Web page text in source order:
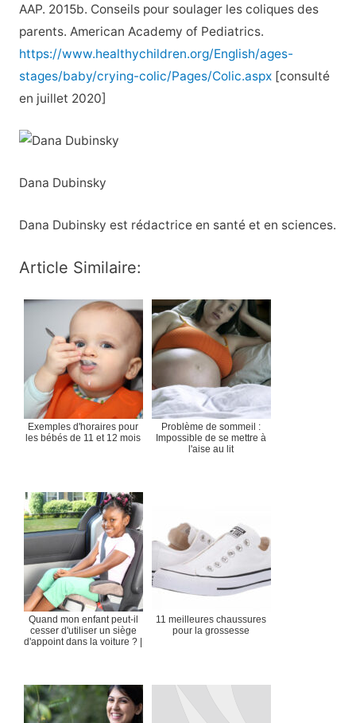
AAP. 2015b. Conseils pour soulager les coliques des
parents. American Academy of Pediatrics.
https://www.healthychildren.org/English/ages-
stages/baby/crying-colic/Pages/Colic.aspx[consulté
en juillet 2020]
Dana Dubinsky
Dana Dubinsky est rédactrice en santé et en sciences.
Article Similaire:
Exemples d'horaires pour
les bébés de 11 et 12 mois
Problème de sommeil :
Impossible de se mettre à
l'aise au lit
Quand mon enfant peut-il
cesser d'utiliser un siège
d'appoint dans la voiture ? |
11 meilleures chaussures
pour la grossesse